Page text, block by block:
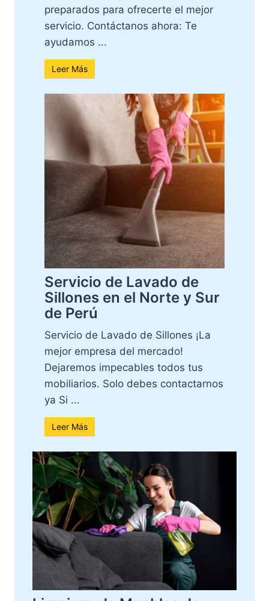
preparados para ofrecerte el mejor
servicio. Contáctanos ahora: Te
ayudamos ...
Leer Más
Servicio de Lavado de
Sillones en el Norte y Sur
de Perú
Servicio de Lavado de Sillones ¡La
mejor empresa del mercado!
Dejaremos impecables todos tus
mobiliarios. Solo debes contactarnos
ya Si ...
Leer Más